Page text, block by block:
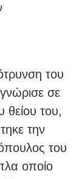
του
σε
θείου του,
την
του
οποίο